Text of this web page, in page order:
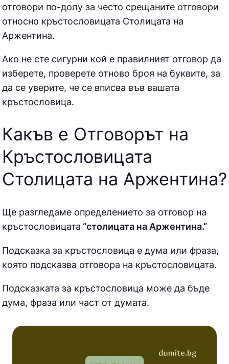
отговори по-долу за често срещаните отговори
относно кръстословицата Столицата на
Аржентина.
Ако не сте сигурни кой е правилният отговор да
изберете, проверете отново броя на буквите, за
да се уверите, че се вписва във вашата
кръстословица.
Какъв е Отговорът на
Кръстословицата
Столицата на Аржентина?
Ще разгледаме определението за отговор на
кръстословицата “столицата на Аржентина.”
Подсказка за кръстословица е дума или фраза,
която подсказва отговора на кръстословицата.
Подсказката за кръстословица може да бъде
дума, фраза или част от думата.